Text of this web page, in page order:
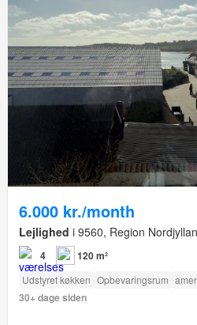
6.000 kr./month
Lejlighed i 9560, Region
4 120 m²
Udstyret køkken Opbevaringsrum
30+ dage siden